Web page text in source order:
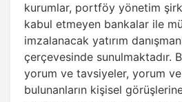
kurumlar, portföy yönetim
kabul etmeyen bankalar ile
imzalanacak yatırım
çerçevesinde sunulmaktadır.
yorum ve tavsiyeler, yorum
bulunanların kişisel